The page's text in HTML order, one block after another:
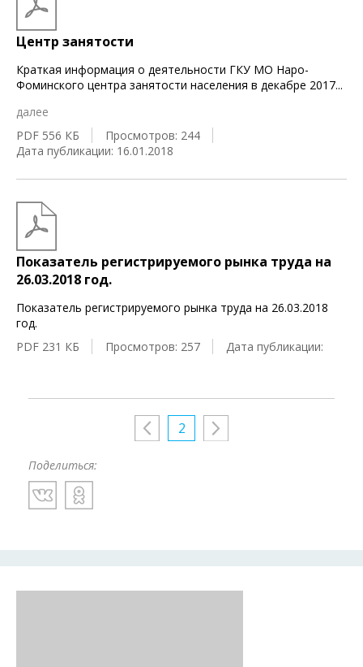
Центр занятости
Краткая информация о деятельности ГКУ МО Наро-
Фоминского центра занятости населения в декабре 2017...
далее
PDF 556 КБ
Просмотров: 244
Дата публикации: 16.01.2018
Показатель регистрируемого рынка труда на
26.03.2018 год.
Показатель регистрируемого рынка труда на 26.03.2018
год.
PDF 231 КБ
Просмотров: 257 Дата публикации:
2
Поделиться: